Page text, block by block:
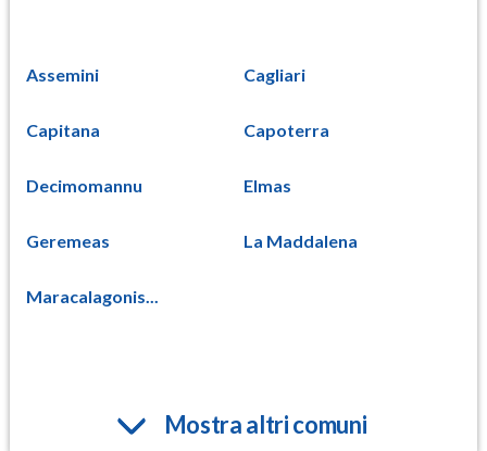
Assemini Cagliari
Capitana Capoterra
Decimomannu Elmas
Geremeas La Maddalena
Maracalagonis...
Mostra altri comuni